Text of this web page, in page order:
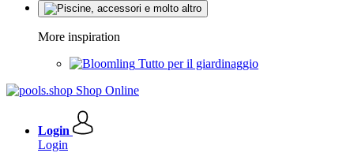
More inspiration
Tutto per il giardinaggio
Login
Login